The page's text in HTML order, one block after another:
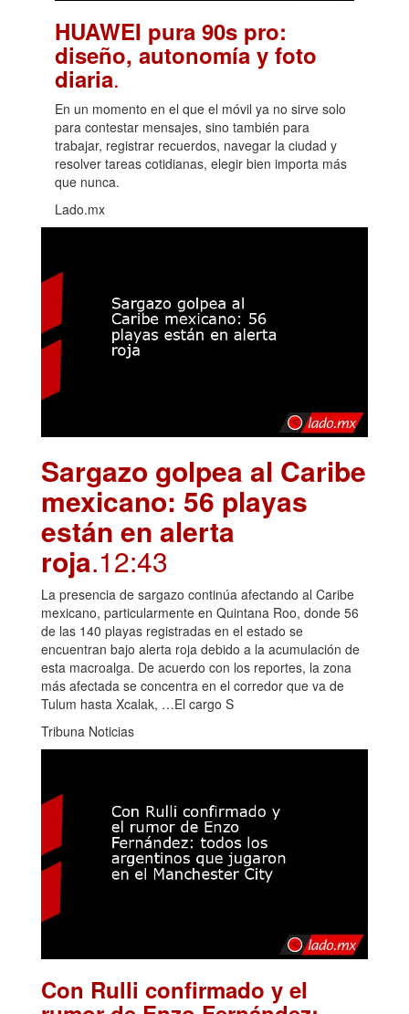
HUAWEI pura 90s pro:
diseño, autonomía y foto
diaria.
En un momento en el que el móvil ya no sirve solo
para contestar mensajes, sino también para
trabajar, registrar recuerdos, navegar la ciudad y
resolver tareas cotidianas, elegir bien importa más
que nunca.
Lado.mx
Sargazo golpea al Caribe
mexicano: 56 playas
están en alerta
roja.12:43
La presencia de sargazo continúa afectando al Caribe
mexicano, particularmente en Quintana Roo, donde 56
de las 140 playas registradas en el estado se
encuentran bajo alerta roja debido a la acumulación de
esta macroalga. De acuerdo con los reportes, la zona
más afectada se concentra en el corredor que va de
Tulum hasta Xcalak, …El cargo S
Tribuna Noticias
Con Rulli confirmado y el